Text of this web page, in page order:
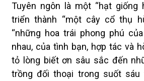
Tuyên ngôn là một “hạt giống
triển thành “một cây cổ thụ
“những hoa trái phong phú
nhau, của tình bạn, hợp tác và
tỏ lòng biết ơn sâu sắc đến
trồng đối thoại trong suốt sáu